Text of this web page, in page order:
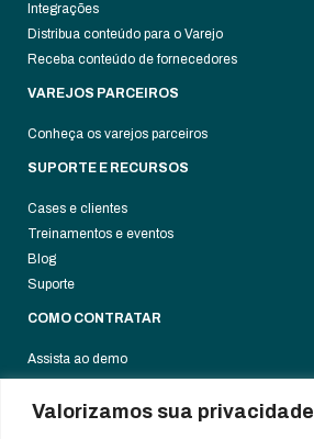
Valorizamos sua privacidade
Integrações
Distribua conteúdo para o Varejo
Receba conteúdo de fornecedores
VAREJOS PARCEIROS
Conheça os varejos parceiros
SUPORTE E RECURSOS
Cases e clientes
Treinamentos e eventos
Blog
Suporte
COMO CONTRATAR
Assista ao demo